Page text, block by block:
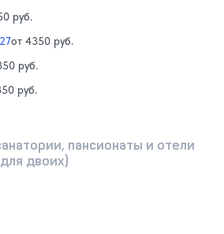
руб.
от 4350 руб.
руб.
руб.
пансионаты и отели
двоих)